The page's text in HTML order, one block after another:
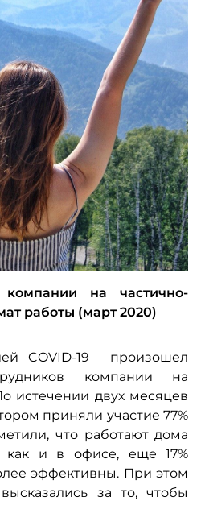
на частично-
работы (март 2020)
COVID-19 произошел
компании на
истечении двух месяцев
приняли участие 77%
что работают дома
как и в офисе, еще 17%
эффективны. При этом
за то, чтобы